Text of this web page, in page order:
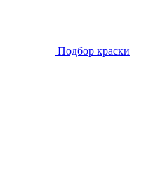
Подбор краски